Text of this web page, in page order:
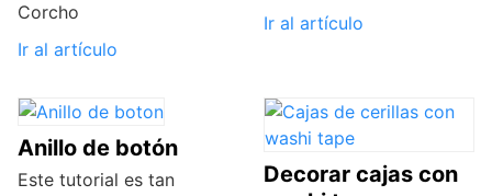
Corcho
Ir al artículo
Ir al artículo
Anillo de botón
Este tutorial es tan
Decorar cajas con